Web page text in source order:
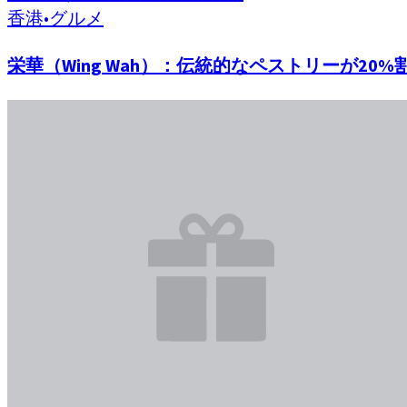
香港•グルメ
栄華（Wing Wah）：伝統的なペストリーが20%